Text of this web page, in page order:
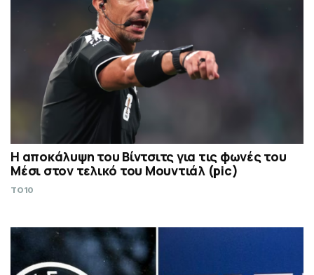
Η αποκάλυψη του Βίντσιτς για τις φωνές του
Μέσι στον τελικό του Μουντιάλ (pic)
TO10